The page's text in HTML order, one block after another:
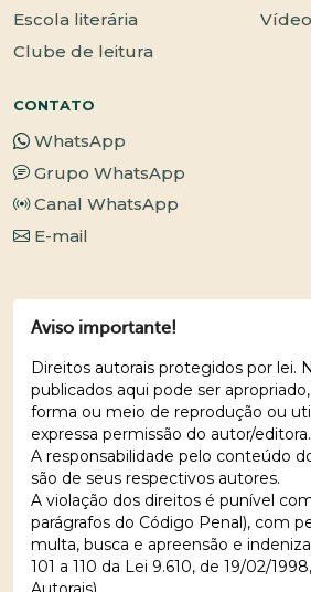
Escola literária
Clube de leitura
CONTATO
WhatsApp
Grupo WhatsApp
Canal WhatsApp
E-mail
Aviso importante!
Direitos autorais protegidos por lei.
publicados aqui pode ser
forma ou meio de reprodução ou
expressa permissão do autor/editora.
A responsabilidade pelo conteúdo
são de seus respectivos autores.
A violação dos direitos é punível
parágrafos do Código Penal), com
multa, busca e apreensão e
101 a 110 da Lei 9.610, de 19/02/